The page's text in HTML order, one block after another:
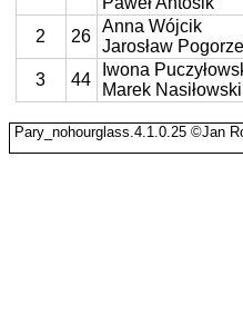
2
26
Anna Wójcik
Jarosław
3
44
Iwona
Marek Nasiłowski
Pary_nohourglass.4.1.0.25 ©Jan